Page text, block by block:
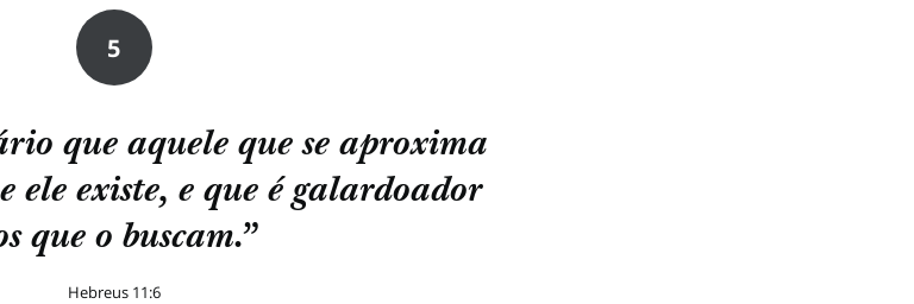
5
que aquele que se aproxima
ele existe, e que é galardoador
que o buscam.”
Hebreus 11:6